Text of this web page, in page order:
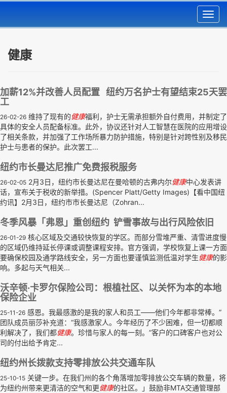
健康
加薪12%并改善人员配置 纽约万名护士有望结束25天罢
工
26-02-26 维持了现有的健康福利，护士无需承担额外自付费用，并制定了
具体的安全人员配备标准。此外，协议还针对人工智慧在医院的应用增设
了相关条款，并加强了工作场所暴力防护措施，特别是针对跨性别及移民
护士与患者的保护。此次罢工...
纽约市长曼达尼推广免费报税服务
26-02-05 2月3日，纽约市长曼达尼在曼哈顿的古弗内尔健康中心发表讲
话，宣布关于税收的新举措。(Spencer Platt/Getty Images)【看中国纽
约讯】2月3日，纽约市市长曼达尼（Zohran...
冬季风暴「弗恩」重创纽约 铲雪事故与出行风险依旧
26-01-29 核心区域及交通较快恢复的学区。而部分雪堆严重、清雪进度慢
的区域仍维持延长停课或调整课程安排。官方强调，学校恢复上课一方面
要确保校园及通学路线安全，另一方面也要谨慎监测低温对学生健康的影
响。多起与天气相关...
沃辛顿·卡罗尔保险公司：根植社区、以关怀为本的本地
保险企业
25-11-26 感恩。我最感激的是我的家人和员工——他们今年都非常棒。”
团队成员丽莎补充道：“我感激家人。今年经历了不少困难，但一切都顺
利解决了，我们都健康。珍惜与家人的每一刻。”客户的口碑客户也对公
司的付出给予肯定...
纽约州长拨款支持零排放公共交通车队
25-10-15 关键一步。在我们州的各个角落增加零排放公交车辆的数量，将
为纽约州带来更清洁的空气和更健康的社区。」鼓励非MTA交通管理部